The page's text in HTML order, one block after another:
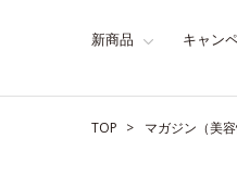
新商品 キャン
TOP マガジン（美